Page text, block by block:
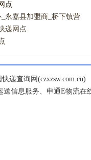
点
永嘉县加盟商_桥下镇营
递网点
递查询网(czxzsw.com.cn)
信息服务、申通E物流在